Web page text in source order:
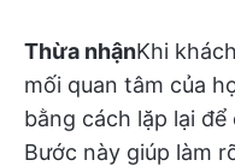
Thừa nhậnKhi
mối quan tâm của
bằng cách lặp lại
Bước này giúp làm